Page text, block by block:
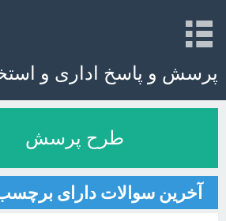
پرسش و پاسخ اداری و
طرح پرسش
آخرین سوالات دارای برچسب